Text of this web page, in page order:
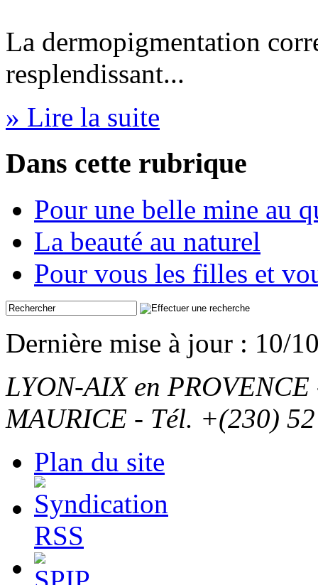
La dermopigmentation
resplendissant...
» Lire la suite
Dans cette rubrique
Pour une belle mine au
La beauté au naturel
Pour vous les filles et
Dernière mise à jour : 10/
LYON-AIX en
MAURICE - Tél. +(230)
Plan du site